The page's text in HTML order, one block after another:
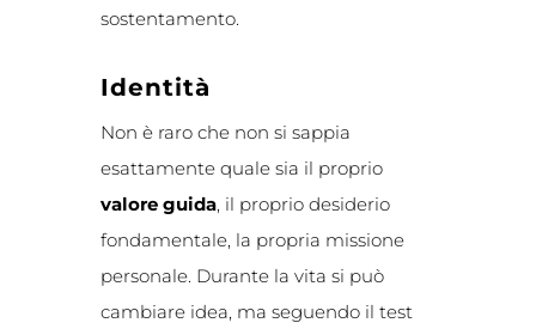
sostentamento.
Identità
Non è raro che non si sappia
esattamente quale sia il proprio
valore guida, il proprio desiderio
fondamentale, la propria missione
personale. Durante la vita si può
cambiare idea, ma seguendo il test